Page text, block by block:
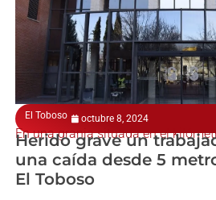
El Toboso octubre 8, 2024
En una granja situada en el
Herido grave un
una caída desde 5
El Toboso